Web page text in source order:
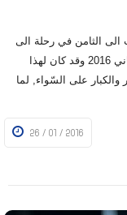
الثامن في رحلة الى
"هوليوود سيرك العالمي" يوم الخميس 21 كانون الثاني 2016 وقد كان لهذا
على السّواء, لما
26 / 01 / 2016